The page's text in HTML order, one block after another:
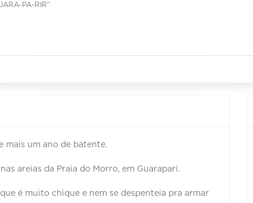
PA-RIR”
mais um ano de batente.
areias da Praia do Morro, em Guarapari.
é muito chique e nem se despenteia pra armar